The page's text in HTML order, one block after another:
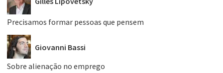
Precisamos formar pessoas que pensem
Giovanni Bassi
Sobre alienação no emprego